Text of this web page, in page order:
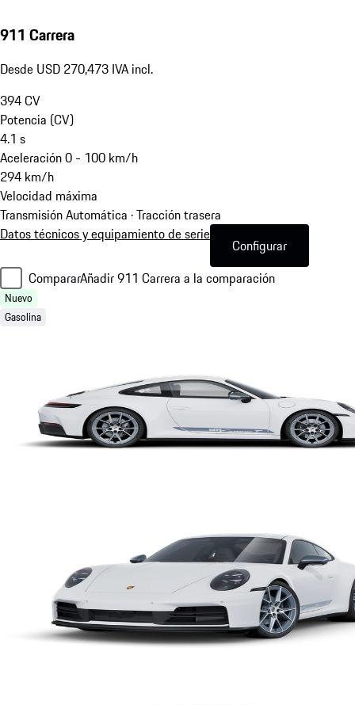
911 Carrera
Desde USD 270,473 IVA incl.
394CV
Potencia (CV)
4.1 s
Aceleración 0 - 100 km/h
294 km/h
Velocidad máxima
Transmisión Automática · Tracción trasera
Datos técnicos y equipamiento de serie
Configurar
CompararAñadir 911 Carrera a la comparación
Nuevo
Gasolina